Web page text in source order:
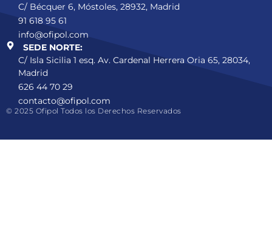
C/ Bécquer 6, Móstoles, 28932, Madrid
91 618 95 61
info@ofipol.com
SEDE NORTE:
C/ Isla Sicilia 1 esq. Av. Cardenal Herrera Oria 65, 28034,
Madrid
626 44 70 29
contacto@ofipol.com
© 2025 Ofipol Todos los Derechos Reservados